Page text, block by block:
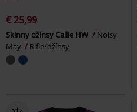
€ 25,99
Skinny džínsy Callie HW
Noisy
May
Rifle/džínsy